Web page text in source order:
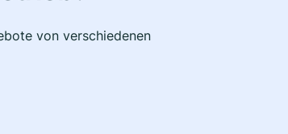
von verschiedenen